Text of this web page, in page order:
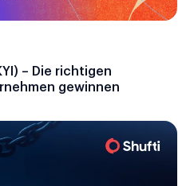
– Die richtigen
gewinnen